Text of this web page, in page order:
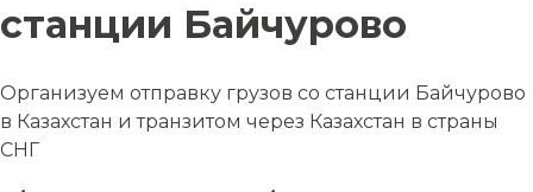
станции Байчурово
Организуем отправку грузов со станции Байчурово
в Казахстан и транзитом через Казахстан в страны
СНГ